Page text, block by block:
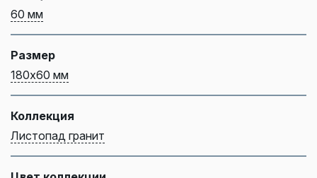
60 мм
Размер
180х60 мм
Коллекция
Листопад гранит